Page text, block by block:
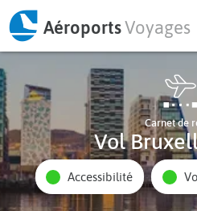
AéroportsVoyages
Carnet de
Vol
Accessibilité